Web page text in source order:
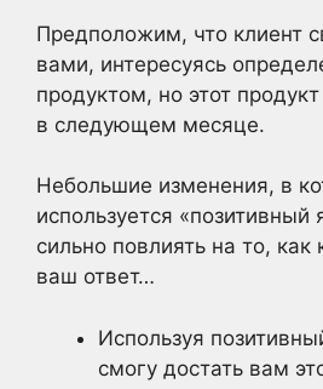
Предположим, что клиент
вами, интересуясь
продуктом, но этот
в следующем месяце.
Небольшие изменения, в
используется «позитивный
сильно повлиять на то, как
ваш ответ…
Используя
смогу достать вам